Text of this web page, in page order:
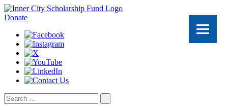
Donate
Search
for: